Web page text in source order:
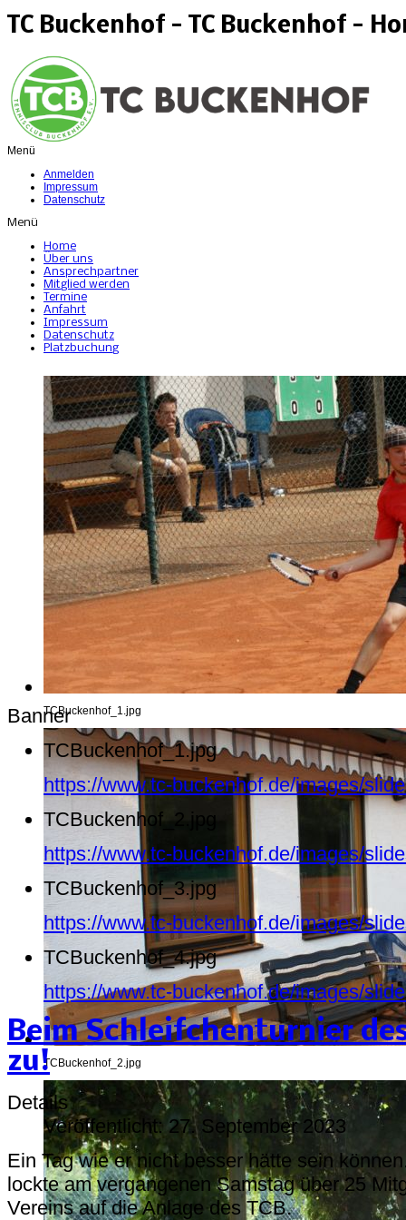
TC Buckenhof - TC Buckenhof -
Menü
Anmelden
Impressum
Datenschutz
Menü
Home
Über uns
Ansprechpartner
Mitglied werden
Termine
Anfahrt
Impressum
Datenschutz
Platzbuchung
TCBuckenhof_1.jpg
TCBuckenhof_2.jpg
Banner
TCBuckenhof_1.jpg
https://www.tc-buckenhof.de/images/
TCBuckenhof_2.jpg
https://www.tc-buckenhof.de/images/
TCBuckenhof_3.jpg
https://www.tc-buckenhof.de/images/
TCBuckenhof_4.jpg
https://www.tc-buckenhof.de/images/
Beim Schleifchenturnier
zu!
Details
Veröffentlicht: 27. September 2023
Ein Tag wie er nicht besser hätte sein
lockte am vergangenen Samstag über 25
Vereins auf die Anlage des TCB.